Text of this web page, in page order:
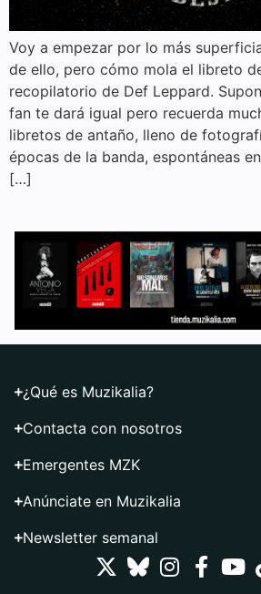
Voy a empezar por lo más
de ello, pero cómo mola el libreto
recopilatorio de Def Leppard.
fan te dará igual pero recuerda
libretos de antaño, lleno de
épocas de la banda, espontáneas
[…]
¿Qué es Muzikalia?
Contacta con nosotros
Emergentes MZK
Anúnciate en Muzikalia
Newsletter semanal